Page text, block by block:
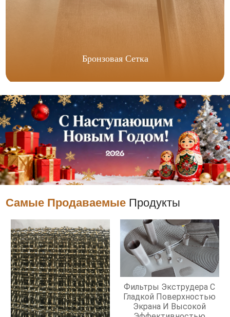
Бронзовая Сетка
Самые Продаваемые Продукты
Фильтры Экструдера С
Гладкой Поверхностью
Экрана И Высокой